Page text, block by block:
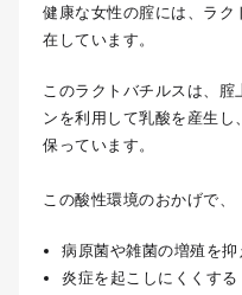
健康な女性の腟には、ラク
在しています。
このラクトバチルスは、
ンを利用して乳酸を産生
保っています。
この酸性環境のおかげで、
病原菌や雑菌の増殖を抑
炎症を起こしにくくする